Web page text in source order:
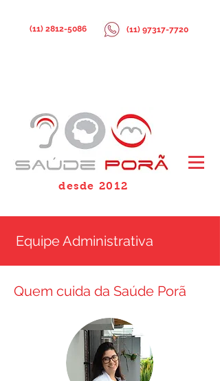
(11) 2812-5086 (11) 97317-7720
desde 2012
Equipe Administrativa
Quem cuida da Saúde Porã